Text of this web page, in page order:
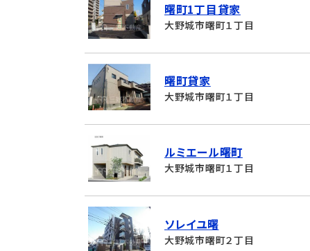
曙町1丁目貸家
大野城市曙町１丁目
曙町貸家
大野城市曙町１丁目
ルミエール曙町
大野城市曙町１丁目
ソレイユ曙
大野城市曙町２丁目